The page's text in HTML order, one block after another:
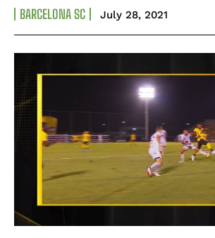
BARCELONA SC July 28, 2021